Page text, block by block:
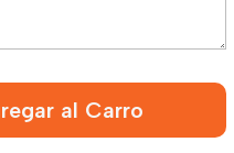
al Carro